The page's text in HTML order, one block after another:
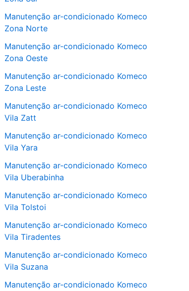
Manutenção ar-condicionado Komeco
Zona Norte
Manutenção ar-condicionado Komeco
Zona Oeste
Manutenção ar-condicionado Komeco
Zona Leste
Manutenção ar-condicionado Komeco
Vila Zatt
Manutenção ar-condicionado Komeco
Vila Yara
Manutenção ar-condicionado Komeco
Vila Uberabinha
Manutenção ar-condicionado Komeco
Vila Tolstoi
Manutenção ar-condicionado Komeco
Vila Tiradentes
Manutenção ar-condicionado Komeco
Vila Suzana
Manutenção ar-condicionado Komeco